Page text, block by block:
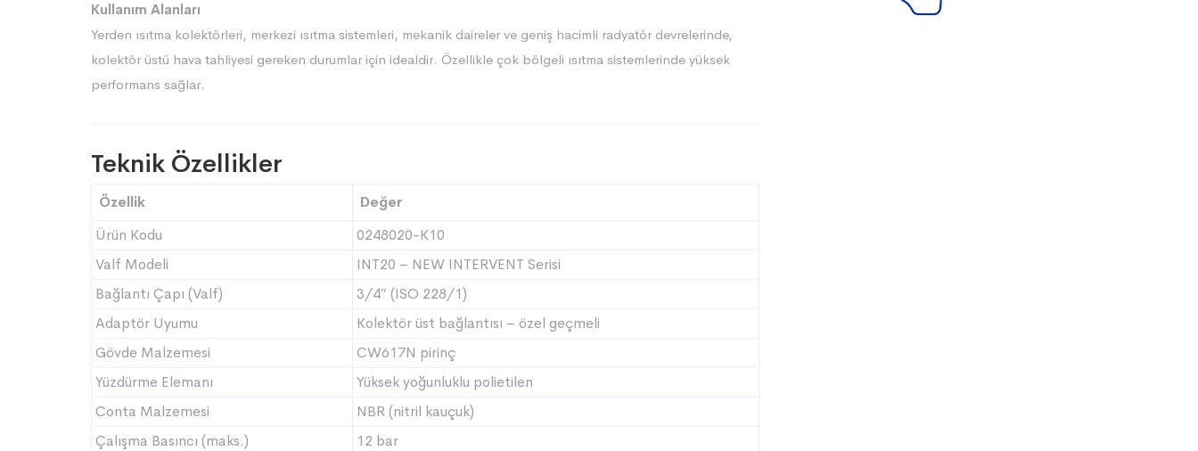
Kullanım Alanları
Yerden ısıtma kolektörleri, merkezi ısıtma sistemleri, mekanik daireler ve geniş hacimli radyatör devrelerinde,
kolektör üstü hava tahliyesi gereken durumlar için idealdir. Özellikle çok bölgeli ısıtma sistemlerinde yüksek
performans sağlar.
Teknik Özellikler
Özellik
Değer
Ürün Kodu
0248020-K10
Valf Modeli
INT20 – NEW INTERVENT Serisi
Bağlantı Çapı (Valf)
3/4″ (ISO 228/1)
Adaptör Uyumu
Kolektör üst bağlantısı – özel geçmeli
Gövde Malzemesi
CW617N pirinç
Yüzdürme Elemanı
Yüksek yoğunluklu polietilen
Conta Malzemesi
NBR (nitril kauçuk)
Çalışma Basıncı (maks.)
12 bar